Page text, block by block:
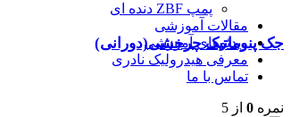
پمپ ZBF دنده ای
مقالات آموزشی
ویدئوهای آموزشی
معرفی هیدرولیک نادری
تماس با ما
جک پنوماتیک چرخشی(دورانی)
نمره 0 از 5